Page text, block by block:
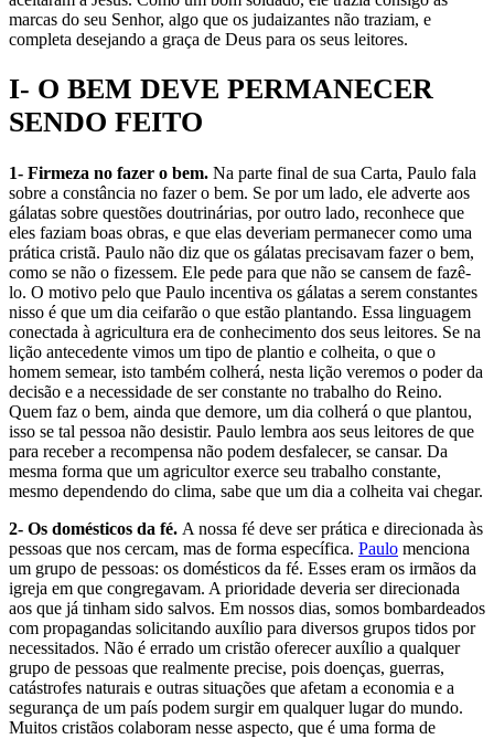
marcas do seu Senhor, algo que os judaizantes não traziam, e
completa desejando a graça de Deus para os seus leitores.
I- O BEM DEVE PERMANECER
SENDO FEITO
1- Firmeza no fazer o bem. Na parte final de sua Carta, Paulo fala
sobre a constância no fazer o bem. Se por um lado, ele adverte aos
gálatas sobre questões doutrinárias, por outro lado, reconhece que
eles faziam boas obras, e que elas deveriam permanecer como uma
prática cristã. Paulo não diz que os gálatas precisavam fazer o bem,
como se não o fizessem. Ele pede para que não se cansem de fazê-
lo. O motivo pelo que Paulo incentiva os gálatas a serem constantes
nisso é que um dia ceifarão o que estão plantando. Essa linguagem
conectada à agricultura era de conhecimento dos seus leitores. Se na
lição antecedente vimos um tipo de plantio e colheita, o que o
homem semear, isto também colherá, nesta lição veremos o poder da
decisão e a necessidade de ser constante no trabalho do Reino.
Quem faz o bem, ainda que demore, um dia colherá o que plantou,
isso se tal pessoa não desistir. Paulo lembra aos seus leitores de que
para receber a recompensa não podem desfalecer, se cansar. Da
mesma forma que um agricultor exerce seu trabalho constante,
mesmo dependendo do clima, sabe que um dia a colheita vai chegar.
2- Os domésticos da fé. A nossa fé deve ser prática e direcionada às
pessoas que nos cercam, mas de forma específica. Paulo menciona
um grupo de pessoas: os domésticos da fé. Esses eram os irmãos da
igreja em que congregavam. A prioridade deveria ser direcionada
aos que já tinham sido salvos. Em nossos dias, somos bombardeados
com propagandas solicitando auxílio para diversos grupos tidos por
necessitados. Não é errado um cristão oferecer auxílio a qualquer
grupo de pessoas que realmente precise, pois doenças, guerras,
catástrofes naturais e outras situações que afetam a economia e a
segurança de um país podem surgir em qualquer lugar do mundo.
Muitos cristãos colaboram nesse aspecto, que é uma forma de